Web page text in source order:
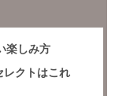
楽しみ方
クトはこれ